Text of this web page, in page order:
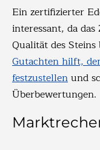
Ein zertifizierter
interessant, da
Qualität des Steins
Gutachten hilft,
festzustellenund
Überbewertungen.